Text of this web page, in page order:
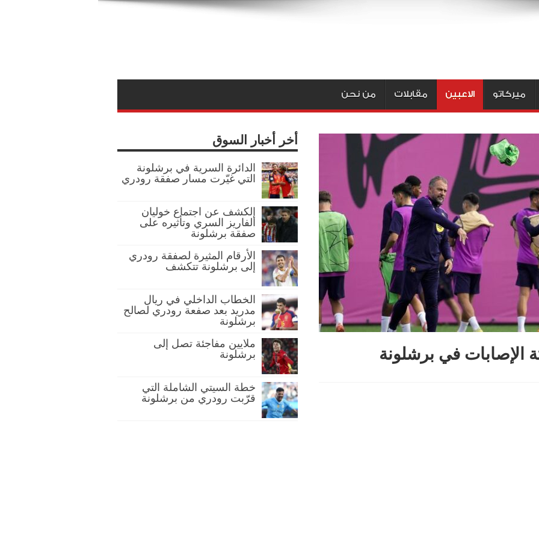
ميركاتو الاعبين مقابلات من نحن
الإصابات في برشلونة
أخر أخبار السوق
الدائرة السرية في برشلونة
التي غيّرت مسار صفقة رودري
الكشف عن اجتماع خوليان
ألفاريز السري وتأثيره على
صفقة برشلونة
الأرقام المثيرة لصفقة رودري
إلى برشلونة تتكشف
الخطاب الداخلي في ريال
مدريد بعد صفعة رودري لصالح
برشلونة
ملايين مفاجئة تصل إلى
برشلونة
خطة السيتي الشاملة التي
قرّبت رودري من برشلونة